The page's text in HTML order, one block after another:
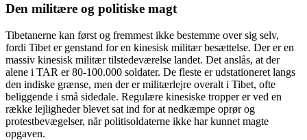
Den militære og politiske magt
Tibetanerne kan først og fremmest ikke bestemme over sig selv,
fordi Tibet er genstand for en kinesisk militær besættelse. Der er en
massiv kinesisk militær tilstedeværelse landet. Det anslås, at der
alene i TAR er 80-100.000 soldater. De fleste er udstationeret langs
den indiske grænse, men der er militærlejre overalt i Tibet, ofte
beliggende i små sidedale. Regulære kinesiske tropper er ved en
række lejligheder blevet sat ind for at nedkæmpe oprør og
protestbevægelser, når politisoldaterne ikke har kunnet magte
opgaven.